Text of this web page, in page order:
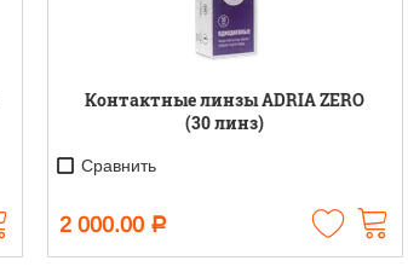
Контактные линзы ADRIA ZERO
(30 линз)
Сравнить
2 000.00 Р